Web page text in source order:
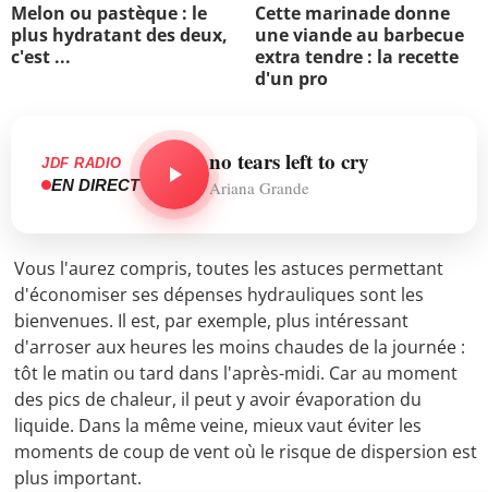
Melon ou pastèque : le
plus hydratant des deux,
c'est ...
Cette marinade donne
une viande au barbecue
extra tendre : la recette
d'un pro
JDF RADIO
EN DIRECT
no tears left to cry
Ariana Grande
Vous l'aurez compris, toutes les astuces permettant
d'économiser ses dépenses hydrauliques sont les
bienvenues. Il est, par exemple, plus intéressant
d'arroser aux heures les moins chaudes de la journée :
tôt le matin ou tard dans l'après-midi. Car au moment
des pics de chaleur, il peut y avoir évaporation du
liquide. Dans la même veine, mieux vaut éviter les
moments de coup de vent où le risque de dispersion est
plus important.